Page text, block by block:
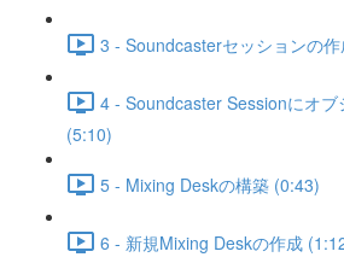
3 - Soundcasterセッションの
4 - Soundcaster Sessionにオブ
(5:10)
5 - Mixing Deskの構築 (0:43)
6 - 新規Mixing Deskの作成